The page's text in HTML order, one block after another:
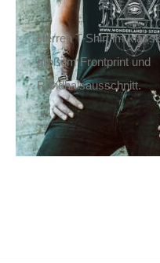
Herren T-Shirt im
großem Frontprint und
Rundhalsausschnitt.